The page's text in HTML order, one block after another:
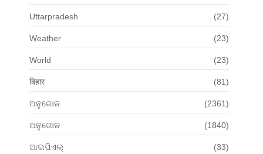
Uttarpradesh (27)
Weather (23)
World (23)
बिहार (81)
ଅନୁଗୋଳ (2361)
ଅନୁଗୋଳ (1840)
ଆଇପିଏଲ୍ (33)